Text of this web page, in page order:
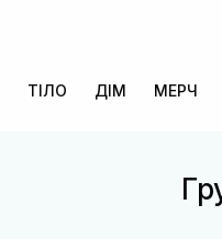
ТІЛО ДІМ МЕРЧ